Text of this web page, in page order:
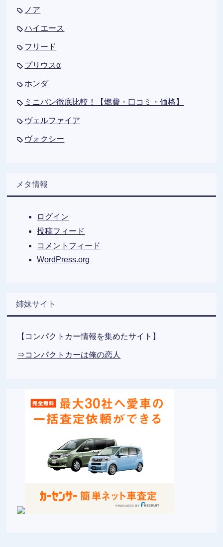
ノア
ハイエース
フリード
プリウスα
ホンダ
ミニバン徹底比較！【燃費・口コミ・価格】
ヴェルファイア
ヴォクシー
メタ情報
ログイン
投稿フィード
コメントフィード
WordPress.org
姉妹サイト
【コンパクトカー情報を集めたサイト】
⇒コンパクトカーは俺の恋人